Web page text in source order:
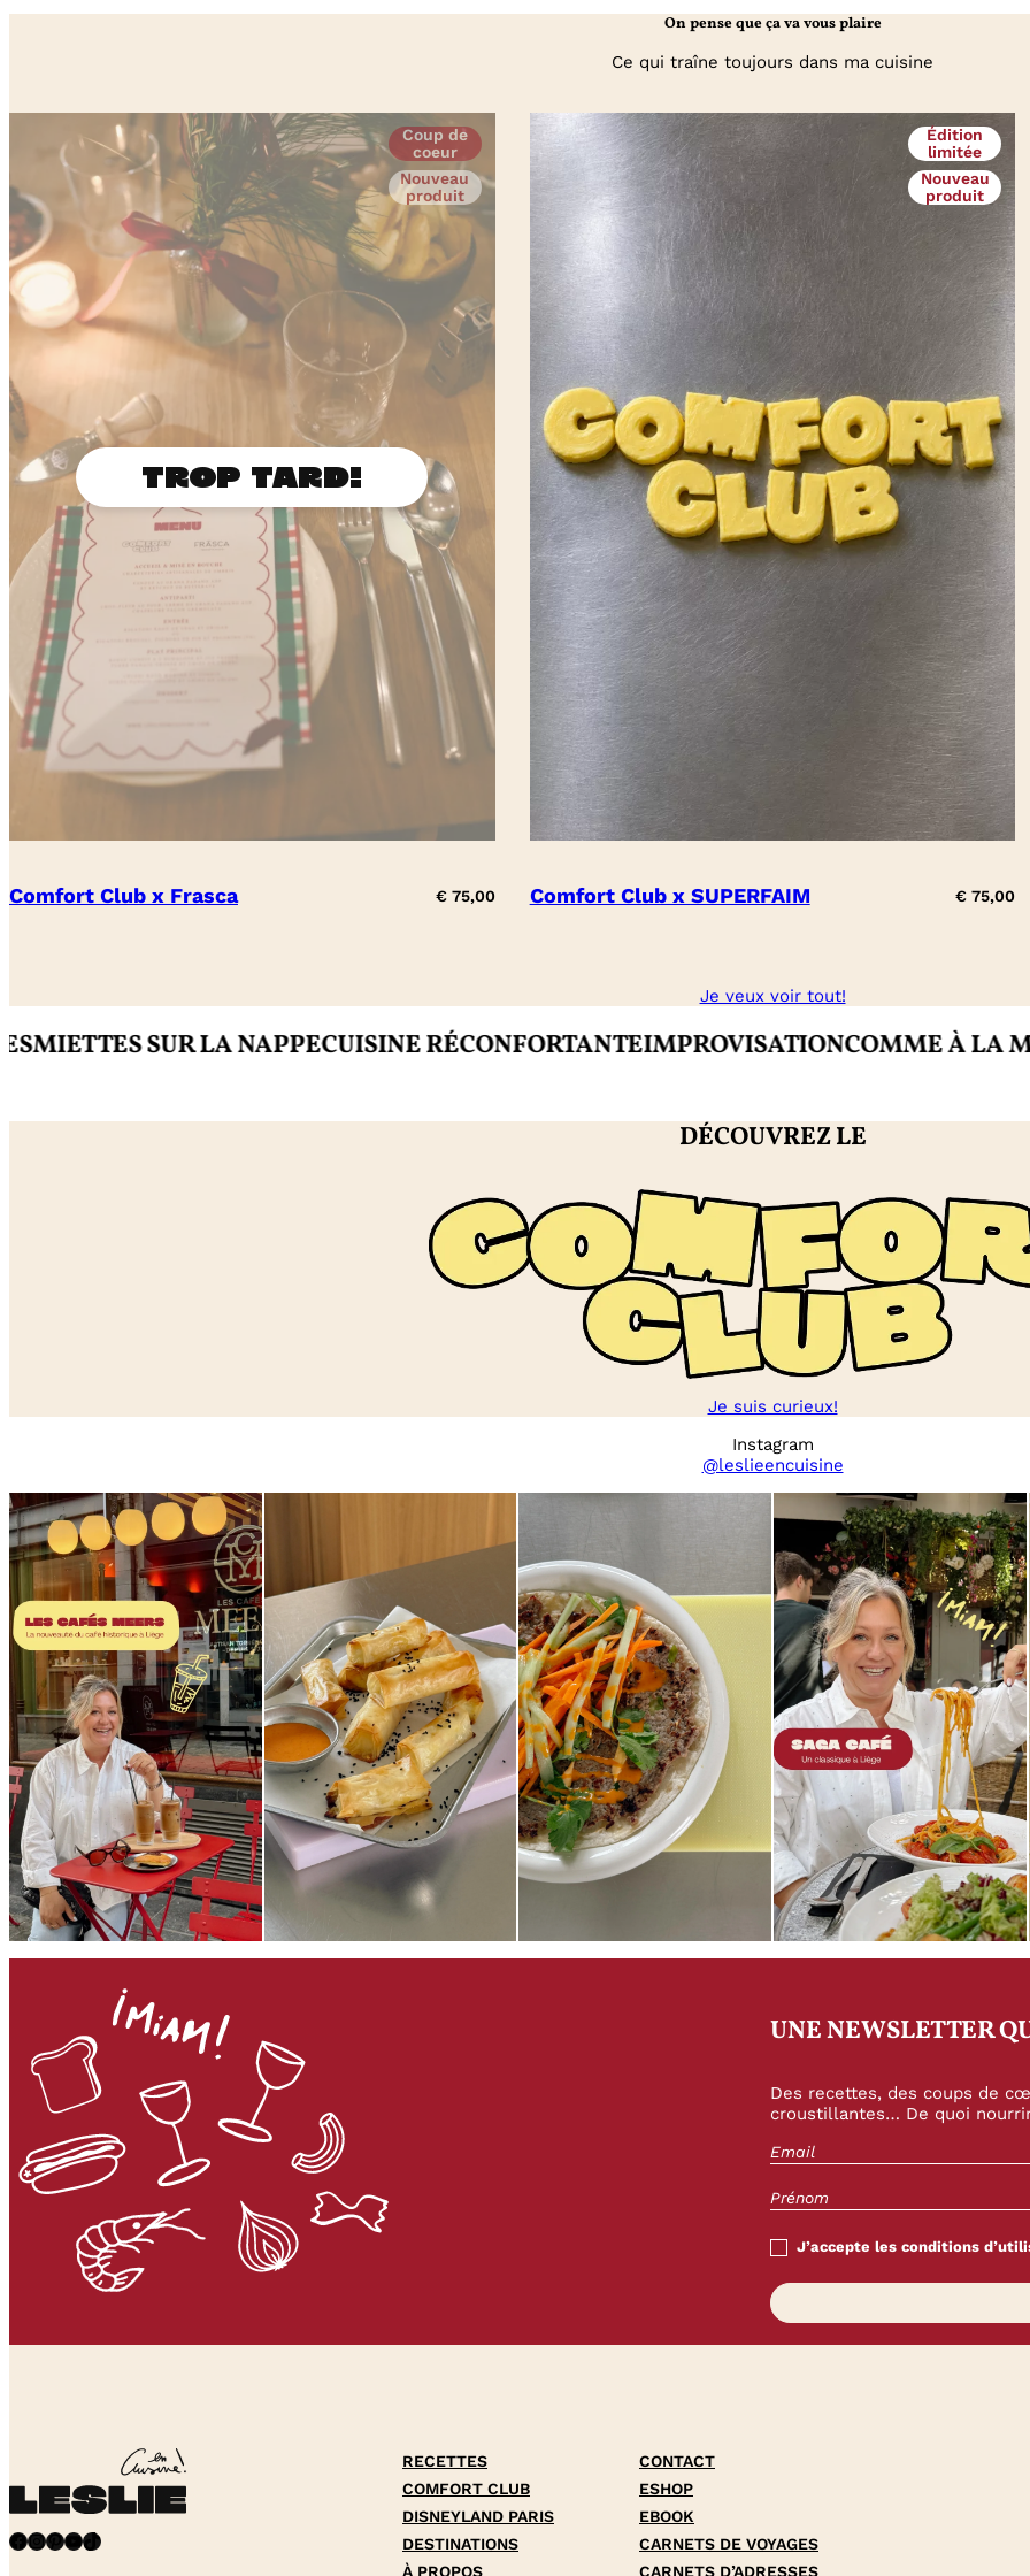
On pense que ça va vous plaire
Ce qui traîne toujours dans ma cuisine
Coup de
coeur
Nouveau
produit
Comfort Club x Frasca €75,00
Édition
limitée
Nouveau
produit
Comfort Club x SUPERFAIM € 75,00
Je veux voir tout!
SUR LA NAPPECUISINE RÉCONFORTANTEIMPROVISATIONCOMME À LA
DÉCOUVREZ LE
Je suis curieux!
Instagram
@leslieencuisine
UNE NEWSLETTER
Des recettes, des coups de
croustillantes… De quoi
J’accepte les conditions
Facebook InstagramPinterest YouTube TikTok
RECETTES
COMFORT CLUB
DISNEYLAND PARIS
DESTINATIONS
À PROPOS
CONTACT
ESHOP
EBOOK
CARNETS DE VOYAGES
CARNETS D’ADRESSES